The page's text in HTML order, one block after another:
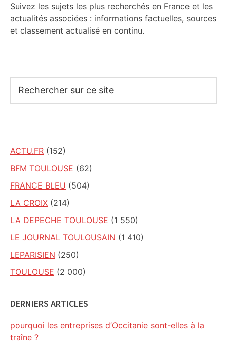
Suivez les sujets les plus recherchés en France et les
actualités associées : informations factuelles, sources
et classement actualisé en continu.
sur
ACTU.FR (152)
BFM TOULOUSE (62)
FRANCE BLEU (504)
LA CROIX (214)
LA DEPECHE TOULOUSE (1 550)
LE JOURNAL TOULOUSAIN (1 410)
LEPARISIEN (250)
TOULOUSE (2 000)
DERNIERS ARTICLES
pourquoi les entreprises d’Occitanie sont-elles à la
traîne ?